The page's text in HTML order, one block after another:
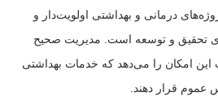
درمانی و بهداشتی اولویت‌دار و
تحقیق و توسعه است. مدیریت صحیح
این امکان را می‌دهد که خدمات بهداشتی
عموم قرار دهند.